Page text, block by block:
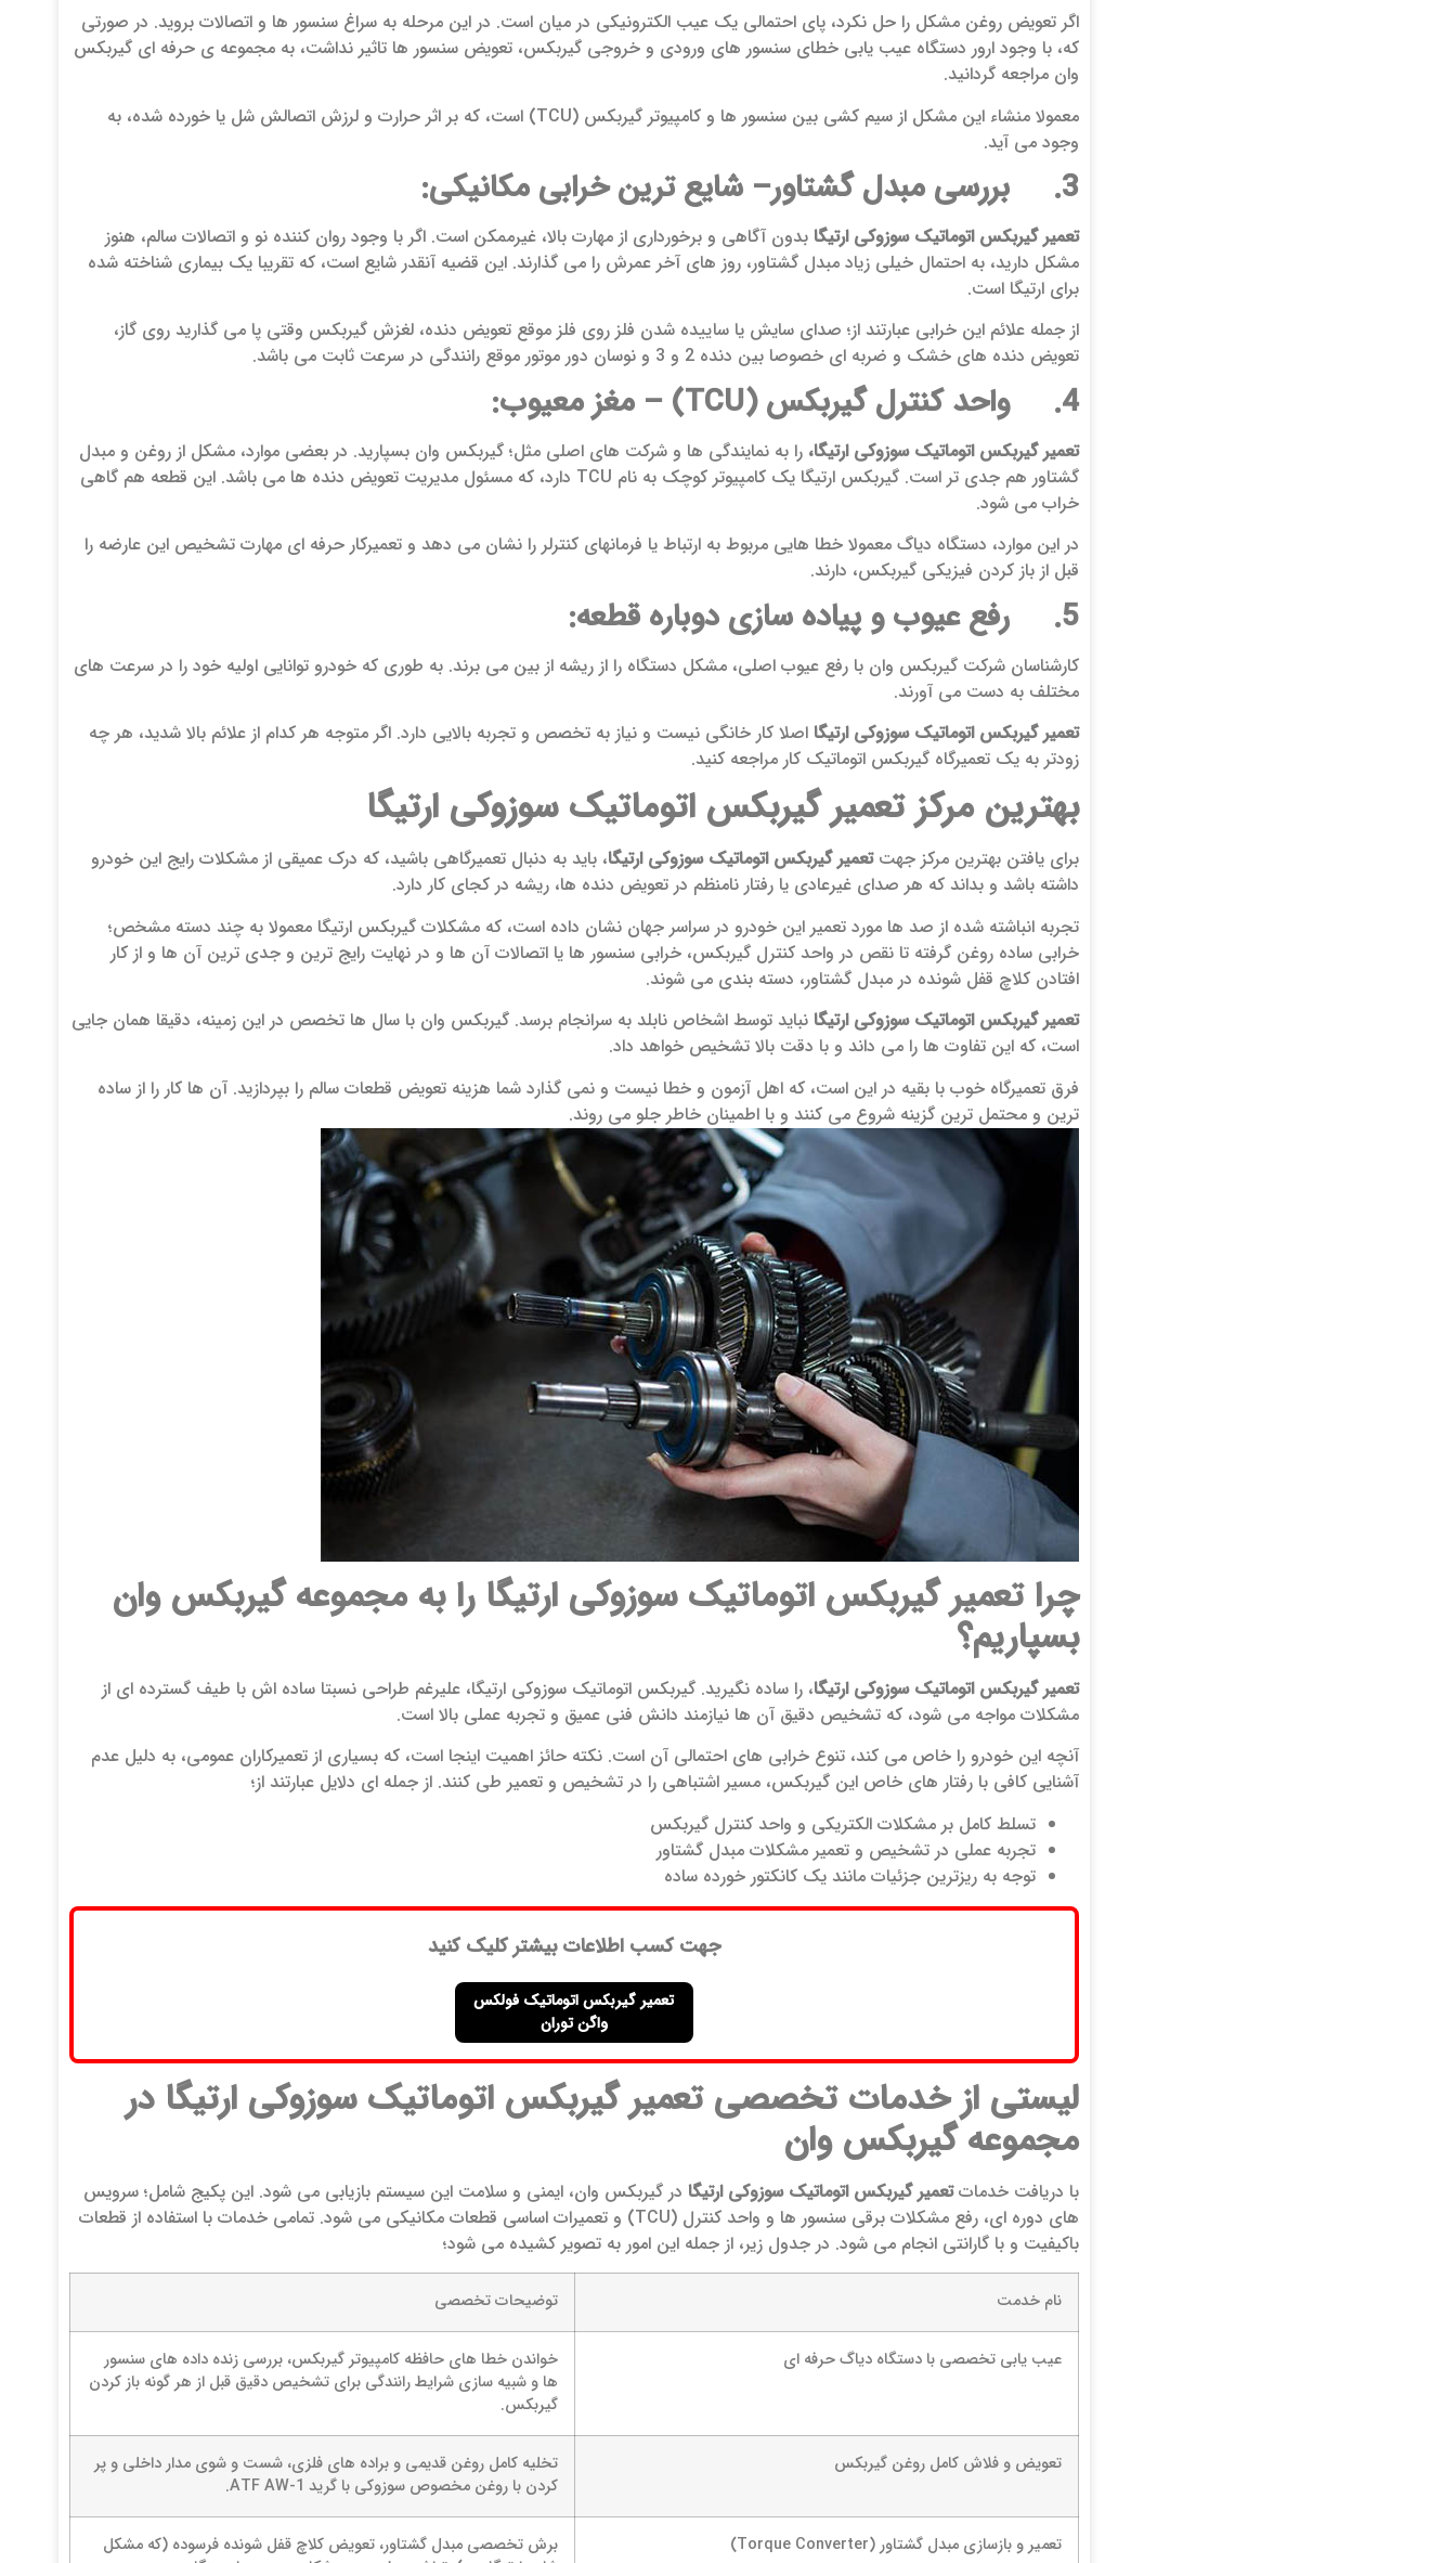
اگر تعویض روغن مشکل را حل نکرد، پای احتمالی یک عیب الکترونیکی در میان است. در این مرحله به سراغ سنسور ها و اتصالات بروید. در صورتی
که، با وجود ارور دستگاه عیب یابی خطای سنسور های ورودی و خروجی گیربکس، تعویض سنسور ها تاثیر نداشت، به مجموعه ی حرفه ای گیربکس
وان مراجعه گردانید.
معمولا منشاء این مشکل از سیم کشی بین سنسور ها و کامپیوتر گیربکس (TCU) است، که بر اثر حرارت و لرزش اتصالش شل یا خورده شده، به
وجود می آید.
3. بررسی مبدل گشتاور– شایع ترین خرابی مکانیکی:
تعمیر گیربکس اتوماتیک سوزوکی ارتیگا بدون آگاهی و برخورداری از مهارت بالا، غیرممکن است. اگر با وجود روان کننده نو و اتصالات سالم، هنوز
مشکل دارید، به احتمال خیلی زیاد مبدل گشتاور، روز های آخر عمرش را می گذارند. این قضیه آنقدر شایع است، که تقریبا یک بیماری شناخته شده
برای ارتیگا است.
از جمله علائم این خرابی عبارتند از؛ صدای سایش یا ساییده شدن فلز روی فلز موقع تعویض دنده، لغزش گیربکس وقتی پا می گذارید روی گاز،
تعویض دنده های خشک و ضربه ای خصوصا بین دنده 2 و 3 و نوسان دور موتور موقع رانندگی در سرعت ثابت می باشد.
4. واحد کنترل گیربکس (TCU) – مغز معیوب:
تعمیر گیربکس اتوماتیک سوزوکی ارتیگا،را به نمایندگی ها و شرکت های اصلی مثل؛ گیربکس وان بسپارید. در بعضی موارد، مشکل از روغن و مبدل
گشتاور هم جدی تر است. گیربکس ارتیگا یک کامپیوتر کوچک به نام TCU دارد، که مسئول مدیریت تعویض دنده ها می باشد. این قطعه هم گاهی
خراب می شود.
در این موارد، دستگاه دیاگ معمولا خطا هایی مربوط به ارتباط یا فرمانهای کنترلر را نشان می دهد و تعمیرکار حرفه ای مهارت تشخیص این عارضه را
قبل از باز کردن فیزیکی گیربکس، دارند.
5. رفع عیوب و پیاده سازی دوباره قطعه:
کارشناسان شرکت گیربکس وان با رفع عیوب اصلی، مشکل دستگاه را از ریشه از بین می برند. به طوری که خودرو توانایی اولیه خود را در سرعت های
مختلف به دست می آورند.
تعمیر گیربکس اتوماتیک سوزوکی ارتیگا اصلا کار خانگی نیست و نیاز به تخصص و تجربه بالایی دارد. اگر متوجه هر کدام از علائم بالا شدید، هر چه
زودتر به یک تعمیرگاه گیربکس اتوماتیک کار مراجعه کنید.
بهترین مرکز تعمیر گیربکس اتوماتیک سوزوکی ارتیگا
برای یافتن بهترین مرکز جهتتعمیر گیربکس اتوماتیک سوزوکی ارتیگا، باید به دنبال تعمیرگاهی باشید، که درک عمیقی از مشکلات رایج این خودرو
داشته باشد و بداند که هر صدای غیرعادی یا رفتار نامنظم در تعویض دنده ها، ریشه در کجای کار دارد.
تجربه انباشته شده از صد ها مورد تعمیر این خودرو در سراسر جهان نشان داده است، که مشکلات گیربکس ارتیگا معمولا به چند دسته مشخص؛
خرابی ساده روغن گرفته تا نقص در واحد کنترل گیربکس، خرابی سنسور ها یا اتصالات آن ها و در نهایت رایج ترین و جدی ترین آن ها و از کار
افتادن کلاچ قفل شونده در مبدل گشتاور، دسته بندی می شوند.
تعمیر گیربکس اتوماتیک سوزوکی ارتیگا نباید توسط اشخاص نابلد به سرانجام برسد. گیربکس وان با سال ها تخصص در این زمینه، دقیقا همان جایی
است، که این تفاوت ها را می داند و با دقت بالا تشخیص خواهد داد.
فرق تعمیرگاه خوب با بقیه در این است، که اهل آزمون و خطا نیست و نمی گذارد شما هزینه تعویض قطعات سالم را بپردازید. آن ها کار را از ساده
ترین و محتمل ترین گزینه شروع می کنند و با اطمینان خاطر جلو می روند.
چرا تعمیر گیربکس اتوماتیک سوزوکی ارتیگا را به مجموعه گیربکس وان
بسپاریم؟
تعمیر گیربکس اتوماتیک سوزوکی ارتیگا، را ساده نگیرید. گیربکس اتوماتیک سوزوکی ارتیگا، علیرغم طراحی نسبتا ساده اش با طیف گسترده ای از
مشکلات مواجه می شود، که تشخیص دقیق آن ها نیازمند دانش فنی عمیق و تجربه عملی بالا است.
آنچه این خودرو را خاص می کند، تنوع خرابی های احتمالی آن است. نکته حائز اهمیت اینجا است، که بسیاری از تعمیرکاران عمومی، به دلیل عدم
آشنایی کافی با رفتار های خاص این گیربکس، مسیر اشتباهی را در تشخیص و تعمیر طی کنند. از جمله ای دلایل عبارتند از؛
تسلط کامل بر مشکلات الکتریکی و واحد کنترل گیربکس
تجربه عملی در تشخیص و تعمیر مشکلات مبدل گشتاور
توجه به ریزترین جزئیات مانند یک کانکتور خورده ساده
جهت کسب اطلاعات بیشتر کلیک کنید
تعمیر گیربکس اتوماتیک فولکس
واگن توران
لیستی از خدمات تخصصی تعمیر گیربکس اتوماتیک سوزوکی ارتیگا در
مجموعه گیربکس وان
با دریافت خدماتتعمیر گیربکس اتوماتیک سوزوکی ارتیگا در گیربکس وان، ایمنی و سلامت این سیستم بازیابی می شود. این پکیج شامل؛ سرویس
های دوره ای، رفع مشکلات برقی سنسور ها و واحد کنترل (TCU) و تعمیرات اساسی قطعات مکانیکی می شود. تمامی خدمات با استفاده از قطعات
باکیفیت و با گارانتی انجام می شود. در جدول زیر، از جمله این امور به تصویر کشیده می شود؛
نام خدمت توضیحات تخصصی
عیب یابی تخصصی با دستگاه دیاگ حرفه ای
خواندن خطا های حافظه کامپیوتر گیربکس، بررسی زنده داده های سنسور
ها و شبیه سازی شرایط رانندگی برای تشخیص دقیق قبل از هر گونه باز کردن
گیربکس.
تعویض و فلاش کامل روغن گیربکس
تخلیه کامل روغن قدیمی و براده های فلزی، شست و شوی مدار داخلی و پر
کردن با روغن مخصوص سوزوکی با گرید ATF AW-1.
تعمیر و بازسازی مبدل گشتاور (Torque Converter)
برش تخصصی مبدل گشتاور، تعویض کلاچ قفل شونده فرسوده (که مشکل